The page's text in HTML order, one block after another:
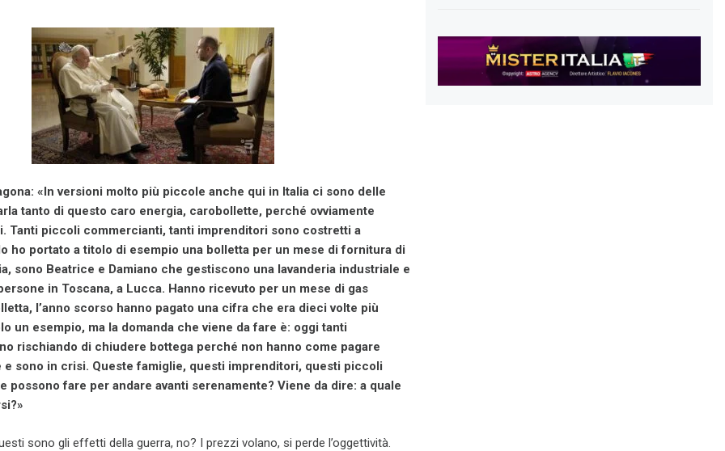
«In versioni molto più piccole anche qui in Italia ci sono delle
tanto di questo caro energia, carobollette, perché ovviamente
Tanti piccoli commercianti, tanti imprenditori sono costretti a
ho portato a titolo di esempio una bolletta per un mese di fornitura di
sono Beatrice e Damiano che gestiscono una lavanderia industriale e
in Toscana, a Lucca. Hanno ricevuto per un mese di gas
l’anno scorso hanno pagato una cifra che era dieci volte più
un esempio, ma la domanda che viene da fare è: oggi tanti
rischiando di chiudere bottega perché non hanno come pagare
sono in crisi. Queste famiglie, questi imprenditori, questi piccoli
possono fare per andare avanti serenamente? Viene da dire: a quale
sono gli effetti della guerra, no? I prezzi volano, si perde l’oggettività.